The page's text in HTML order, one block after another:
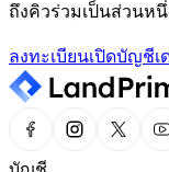
ถึงคิวร่วมเป็นส่วนห
ลงทะเบียนเปิดบัญชีเ